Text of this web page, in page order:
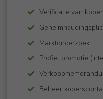
Verificatie van
Marktonderzoek
Profiel promotie
Beheer